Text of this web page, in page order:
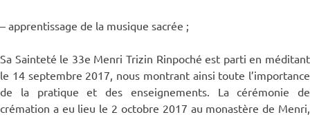
– apprentissage de la musique sacrée ;
Sa Sainteté le 33e Menri Trizin Rinpoché est parti en méditant
le 14 septembre 2017, nous montrant ainsi toute l’importance
de la pratique et des enseignements. La cérémonie de
crémation a eu lieu le 2 octobre 2017 au monastère de Menri,